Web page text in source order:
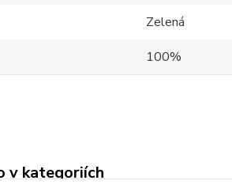
Zelená
100%
v kategoriích